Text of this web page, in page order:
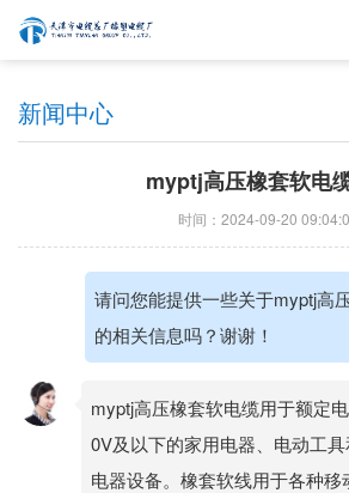
新闻中心
myptj高压橡套软电
时间：2024-09-20
请问您能提供一些关于myptj高
的相关信息吗？谢谢！
myptj高压橡套软电缆用于额定
0V及以下的家用电器、电动工
电器设备。橡套软线用于各种移